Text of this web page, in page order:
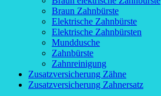
Braun Zahnbürste
Elektrische Zahnbürste
Elektrische Zahnbürsten
Munddusche
Zahnbürste
Zahnreinigung
Zusatzversicherung Zähne
Zusatzversicherung Zahnersatz